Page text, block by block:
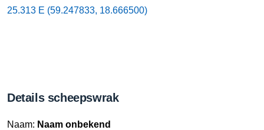
25.313 E (59.247833, 18.666500)
Details scheepswrak
Naam: Naam onbekend